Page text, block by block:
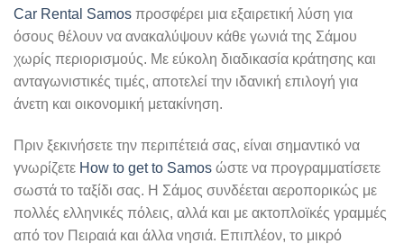
Car Rental Samos προσφέρει μια εξαιρετική λύση για
όσους θέλουν να ανακαλύψουν κάθε γωνιά της Σάμου
χωρίς περιορισμούς. Με εύκολη διαδικασία κράτησης και
ανταγωνιστικές τιμές, αποτελεί την ιδανική επιλογή για
άνετη και οικονομική μετακίνηση.
Πριν ξεκινήσετε την περιπέτειά σας, είναι σημαντικό να
γνωρίζετε How to get to Samos ώστε να προγραμματίσετε
σωστά το ταξίδι σας. Η Σάμος συνδέεται αεροπορικώς με
πολλές ελληνικές πόλεις, αλλά και με ακτοπλοϊκές γραμμές
από τον Πειραιά και άλλα νησιά. Επιπλέον, το μικρό